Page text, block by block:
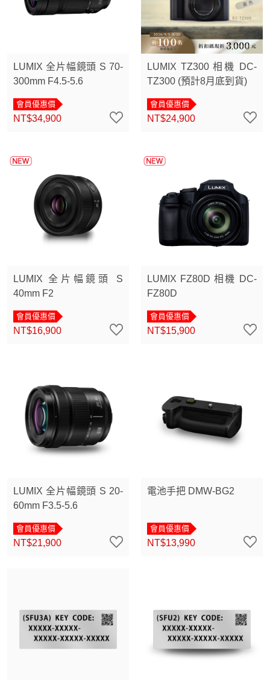
LUMIX 全片幅鏡頭 S 70-
300mm F4.5-5.6
會員優惠價
NT$34,900
LUMIX TZ300 相機 DC-
TZ300 (預計8月底到貨)
會員優惠價
NT$24,900
LUMIX 全片幅鏡頭 S
40mm F2
會員優惠價
NT$16,900
LUMIX FZ80D 相機 DC-
FZ80D
會員優惠價
NT$15,900
LUMIX 全片幅鏡頭 S 20-
60mm F3.5-5.6
會員優惠價
NT$21,900
電池手把 DMW-BG2
會員優惠價
NT$13,990